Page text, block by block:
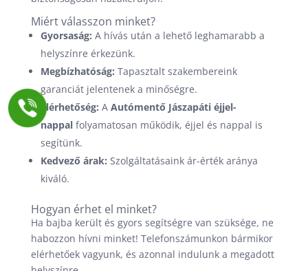
Miért válasszon minket?
Gyorsaság: A hívás után a lehető leghamarabb a
helyszínre érkezünk.
Megbízhatóság: Tapasztalt szakembereink
garanciát jelentenek a minőségre.
Elérhetőség: A Autómentő Jászapáti éjjel-
nappalfolyamatosan működik, éjjel és nappal is
segítünk.
Kedvező árak: Szolgáltatásaink ár-érték aránya
kiváló.
Hogyan érhet el minket?
Ha bajba került és gyors segítségre van szüksége, ne
habozzon hívni minket! Telefonszámunkon bármikor
elérhetőek vagyunk, és azonnal indulunk a megadott